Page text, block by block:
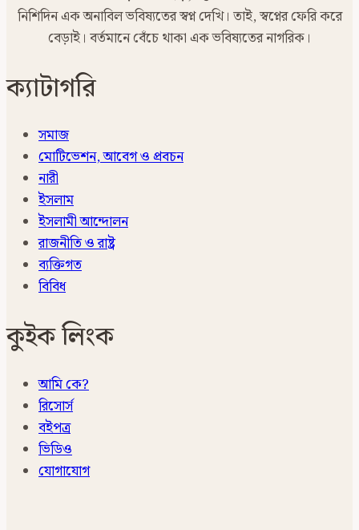
নিশিদিন এক অনাবিল ভবিষ্যতের স্বপ্ন দেখি। তাই, স্বপ্নের ফেরি করে
বেড়াই। বর্তমানে বেঁচে থাকা এক ভবিষ্যতের নাগরিক।
ক্যাটাগরি
সমাজ
মোটিভেশন, আবেগ ও প্রবচন
নারী
ইসলাম
ইসলামী আন্দোলন
রাজনীতি ও রাষ্ট্র
ব্যক্তিগত
বিবিধ
কুইক লিংক
আমি কে?
রিসোর্স
বইপত্র
ভিডিও
যোগাযোগ